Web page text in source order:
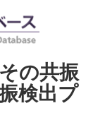
の共振
検出プ